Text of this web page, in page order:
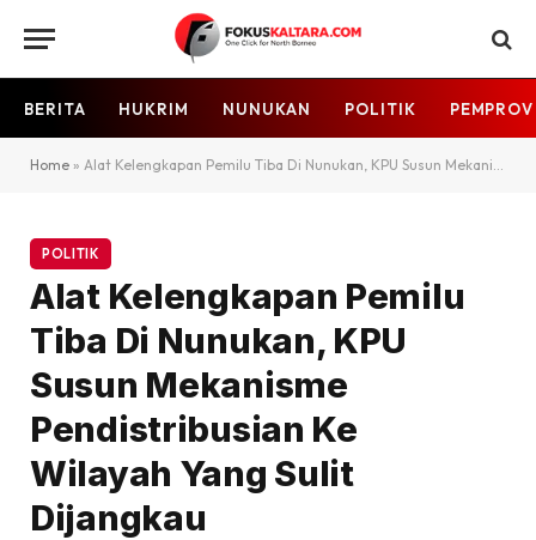
BERITA HUKRIM NUNUKAN POLITIK
Home » Alat Kelengkapan Pemilu Tiba Di Nunukan, KPU Susun Mekanisme Pendistribusian Ke Wilayah Yang Sulit Dijangkau
POLITIK
Alat Kelengkapan Pemilu
Tiba Di Nunukan, KPU
Susun Mekanisme
Pendistribusian Ke
Wilayah Yang Sulit
Dijangkau